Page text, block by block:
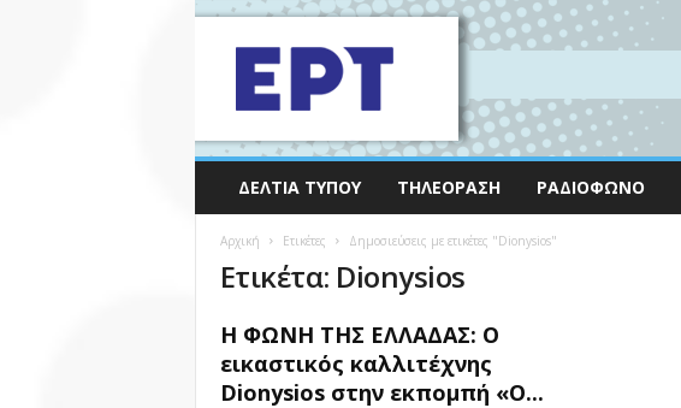
ΔΕΛΤΊΑ ΤΎΠΟΥ ΤΗΛΕΌΡΑΣΗ ΡΑΔΙΌΦΩΝΟ
Αρχική Ετικέτες Δημοσιεύσεις με ετικέτες "Dionysios"
Ετικέτα: Dionysios
Η ΦΩΝΗ ΤΗΣ ΕΛΛΑΔΑΣ: O
εικαστικός καλλιτέχνης
Dionysios στην εκπομπή «Ο...